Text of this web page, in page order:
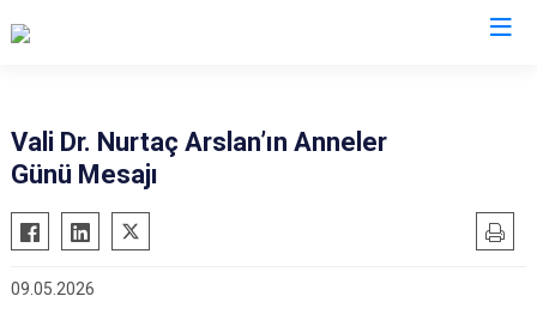
Vali Dr. Nurtaç Arslan’ın Anneler
Günü Mesajı
09.05.2026